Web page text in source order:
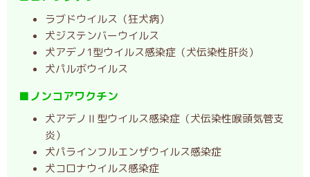
ラブドウイルス（狂犬病）
犬ジステンバーウイルス
犬アデノ1型ウイルス感染症（犬伝染性肝炎）
犬パルボウイルス
■ノンコアワクチン
犬アデノⅡ型ウイルス感染症（犬伝染性喉頭気管支
炎）
犬パラインフルエンザウイルス感染症
犬コロナウイルス感染症